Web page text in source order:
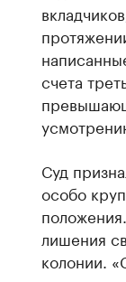
счета
Суд
особо
лишения
колонии.